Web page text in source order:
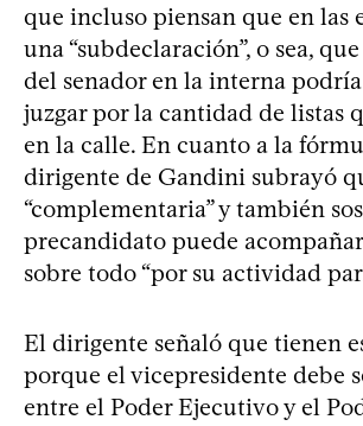
que incluso piensan que en las
una “subdeclaración”, o sea,
del senador en la interna podría
juzgar por la cantidad de listas
en la calle. En cuanto a la
dirigente de Gandini subrayó
“complementaria” y también
precandidato puede
sobre todo “por su actividad
El dirigente señaló que tienen
porque el vicepresidente debe
entre el Poder Ejecutivo y el